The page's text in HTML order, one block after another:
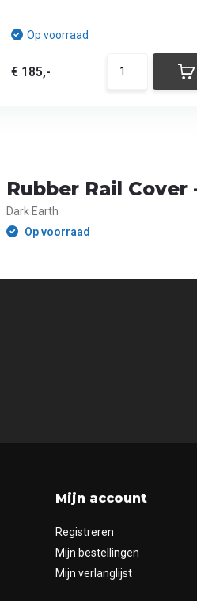
Op voorraad
€ 185,-
Rubber Rail Cover
Dark Earth
Op voorraad
Mijn account
Registreren
Mijn bestellingen
Mijn verlanglijst